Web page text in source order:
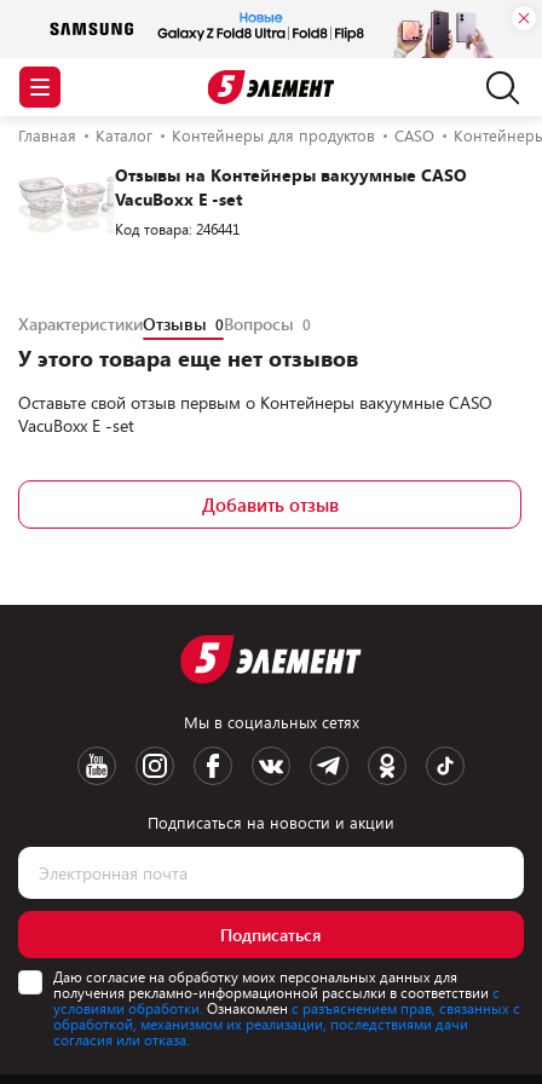
Главная Каталог Контейнеры для продуктов CASO
Отзывы на Контейнеры вакуумные CASO
VacuBoxx E -set
Код товара: 246441
ХарактеристикиОтзывы 0Вопросы 0
У этого товара еще нет отзывов
Оставьте свой отзыв первым о Контейнеры вакуумные CASO
VacuBoxx E -set
Добавить отзыв
Мы в социальных сетях
Подписаться на новости и акции
Подписаться
Даю согласие на обработку моих персональных данных для
получения рекламно-информационной рассылки в соответствии с
условиями обработки. Ознакомлен с разъяснением прав, связанных с
обработкой, механизмом их реализации, последствиями дачи
согласия или отказа.